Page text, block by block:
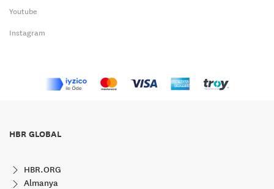
Youtube
Instagram
HBR GLOBAL
HBR.ORG
Almanya